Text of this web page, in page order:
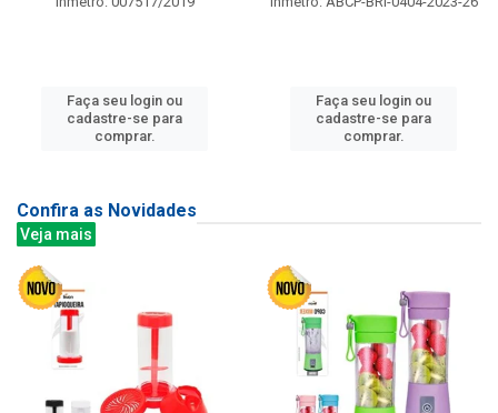
Faça seu login ou
cadastre-se para
comprar.
Faça seu login ou
cadastre-se para
comprar.
Confira as Novidades
Veja mais